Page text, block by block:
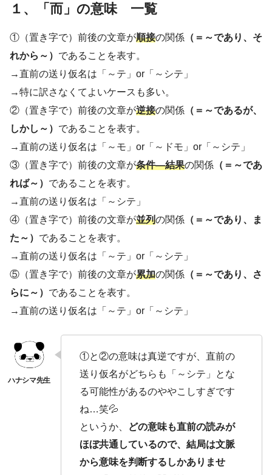
１、「而」の意味 一覧
①（置き字で）前後の文章が順接の関係 （＝～であり、そ
れから～） であることを表す。
→直前の送り仮名は「～テ」or「～シテ」
→特に訳さなくてよいケースも多い。
②（置き字で）前後の文章が逆接の関係 （＝～であるが、
しかし～） であることを表す。
→直前の送り仮名は「～モ」or「～ドモ」or「～シテ」
③（置き字で）前後の文章が条件―結果の関係 （＝～であ
れば～） であることを表す。
→直前の送り仮名は「～シテ」
④（置き字で）前後の文章が並列の関係 （＝～であり、ま
た～） であることを表す。
→直前の送り仮名は「～テ」or「～シテ」
⑤（置き字で）前後の文章が累加の関係 （＝～であり、さ
らに～） であることを表す。
→直前の送り仮名は「～テ」or「～シテ」
①と②の意味は真逆ですが、直前の
送り仮名がどちらも「～シテ」とな
る可能性があるのややこしすぎです
ね…笑💦
というか、
どの意味も直前の読みが
ほぼ共通しているので、結局は文脈
から意味を判断するしかありませ